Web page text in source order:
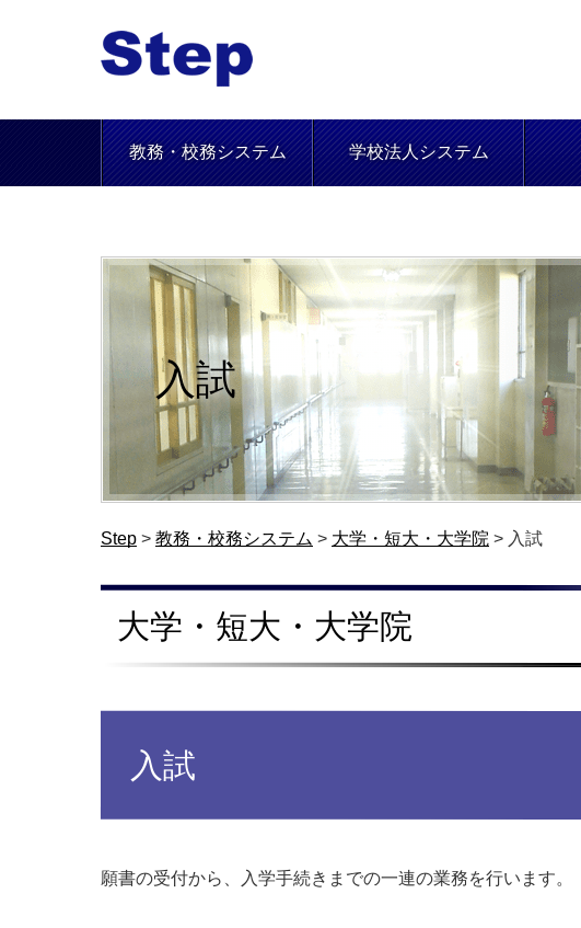
教務・校務システム 学校法人システム
入試
Step > 教務・校務システム > 大学・短大・大学院 > 入試
大学・短大・大学院
入試
願書の受付から、入学手続きまでの一連の業務を行います。